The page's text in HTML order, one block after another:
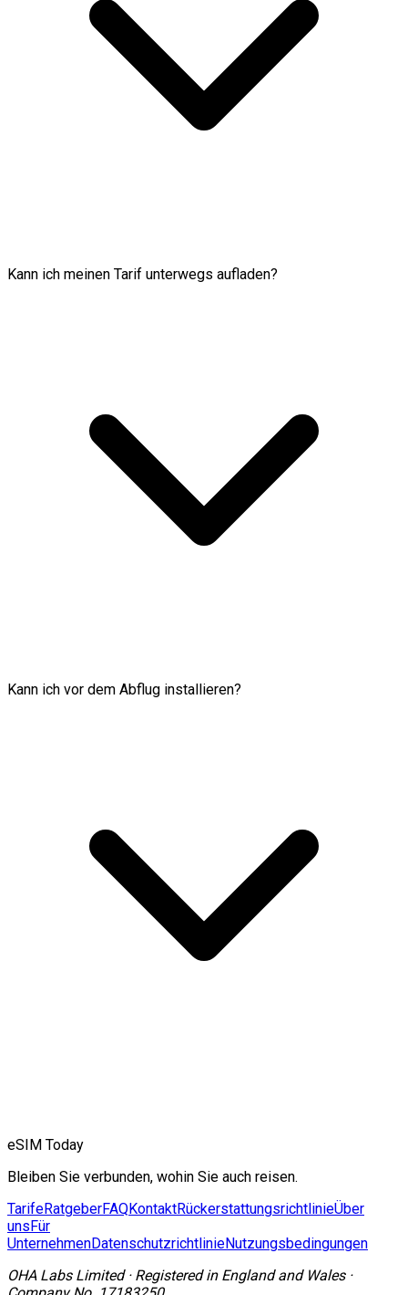
Kann ich meinen Tarif unterwegs aufladen?
Kann ich vor dem Abflug installieren?
eSIM Today
Bleiben Sie verbunden, wohin Sie auch reisen.
TarifeRatgeberFAQKontaktRückerstattungsrichtlinieÜber
uns Für
UnternehmenDatenschutzrichtlinieNutzungsbedingungen
OHA Labs Limited· Registered in England and Wales·